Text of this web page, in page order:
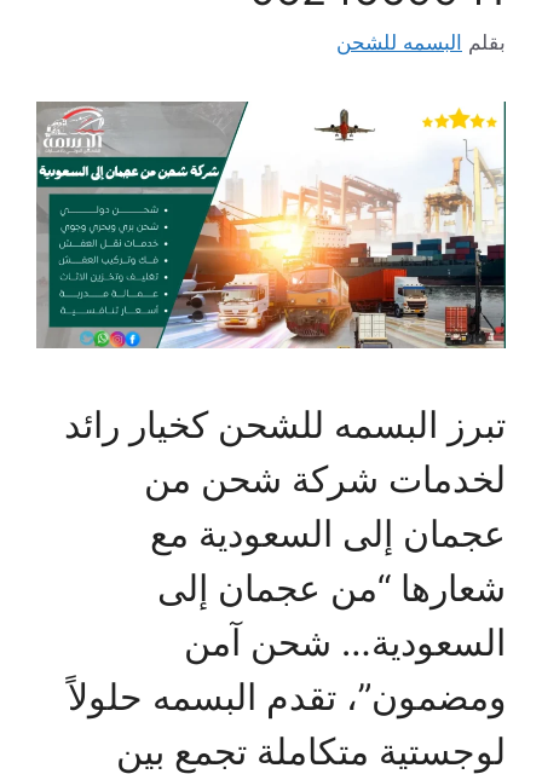
بقلم البسمه للشحن
تبرز البسمه للشحن كخيار رائد
لخدمات شركة شحن من
عجمان إلى السعودية مع
شعارها “من عجمان إلى
السعودية… شحن آمن
ومضمون”، تقدم البسمه حلولاً
لوجستية متكاملة تجمع بين